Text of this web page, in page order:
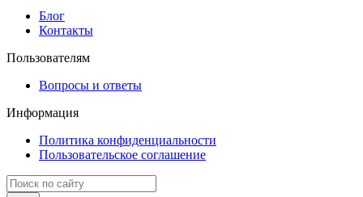
Блог
Контакты
Пользователям
Вопросы и ответы
Информация
Политика конфиденциальности
Пользовательское соглашение